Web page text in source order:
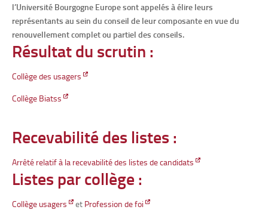
l’Université Bourgogne Europe sont appelés à élire leurs
représentants au sein du conseil de leur composante en vue du
renouvellement complet ou partiel des conseils.
Résultat du scrutin :
Collège des usagers
Collège Biatss
Recevabilité des listes :
Arrêté relatif à la recevabilité des listes de candidats
Listes par collège :
Collège usagers et Profession de foi